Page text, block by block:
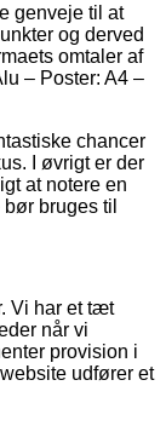
genveje til at
og derved
omtaler af
– Poster: A4 –
chancer
I øvrigt er der
at notere en
bruges til
Vi har et tæt
når vi
provision i
udfører et